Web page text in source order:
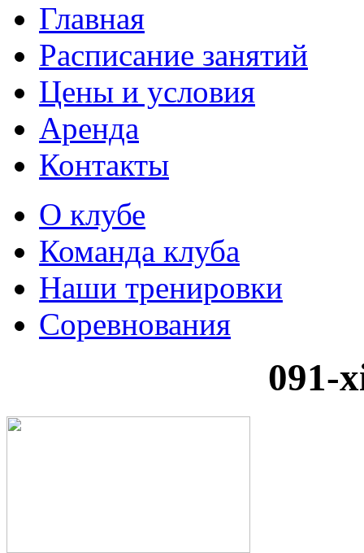
Главная
Расписание занятий
Цены и условия
Аренда
Контакты
О клубе
Команда клуба
Наши тренировки
Соревнования
091-